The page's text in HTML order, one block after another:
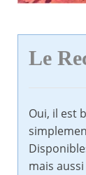
Le
Oui, il est
mais